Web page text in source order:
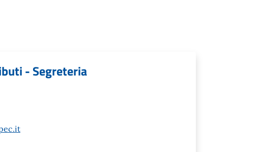
- Segreteria